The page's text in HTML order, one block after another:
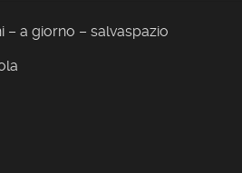
– a giorno – salvaspazio